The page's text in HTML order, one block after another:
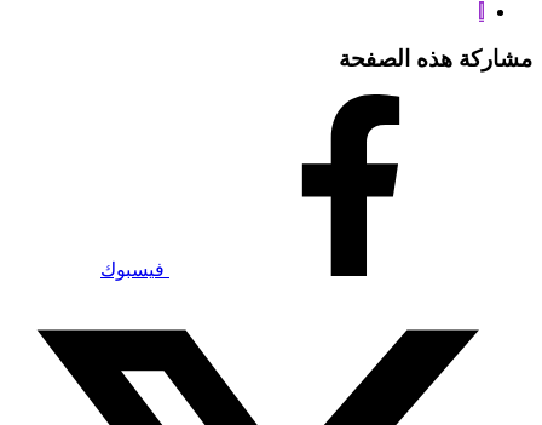
مشاركة هذه الصفحة
فيسبوك